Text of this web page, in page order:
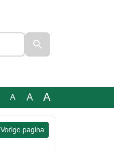
A A A
Vorige pagina